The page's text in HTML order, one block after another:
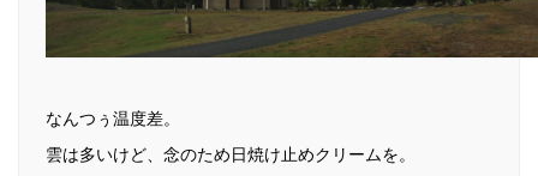
なんつぅ温度差。
雲は多いけど、念のため日焼け止めクリームを。